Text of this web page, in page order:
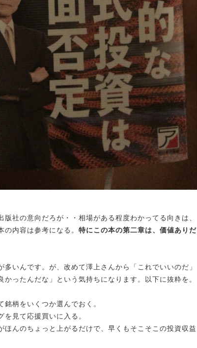
社の意向だろが・・相場がある程度わかってる向きは、
内容は参考になる。 特にこの本の第二章は、価値ありだ
いんです。が、改めて澤上さんから「これでいいのだ」
ったんだな」という気持ちになります。以下に抜粋を。
柄をいくつか選んでおく。
見て応援買いに入る。
ほんのちょっと上がるだけで、早くもそこそこの投資収益